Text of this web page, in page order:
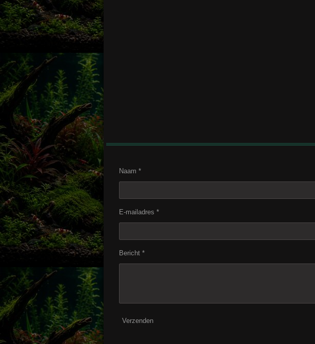
Naam *
E-mailadres *
Bericht *
Verzenden